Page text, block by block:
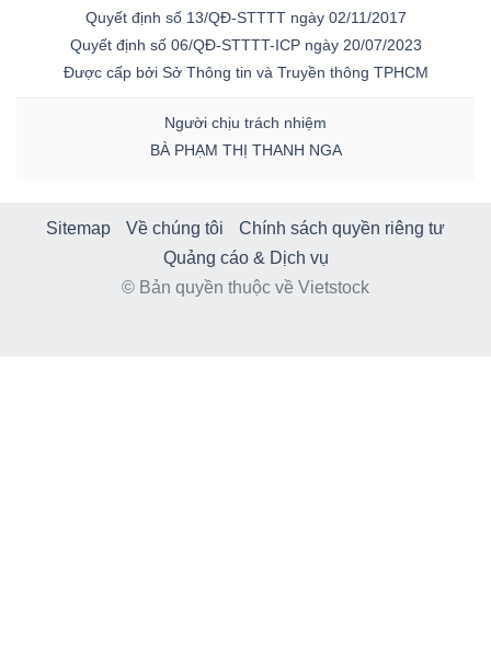
Quyết định số 13/QĐ-STTTT ngày 02/11/2017
Quyết định số 06/QĐ-STTTT-ICP ngày 20/07/2023
Được cấp bởi Sở Thông tin và Truyền thông TPHCM
Người chịu trách nhiệm
BÀ PHẠM THỊ THANH NGA
Sitemap Về chúng tôi
Chính sách quyền riêng tư
Quảng cáo & Dịch vụ
© Bản quyền thuộc về Vietstock